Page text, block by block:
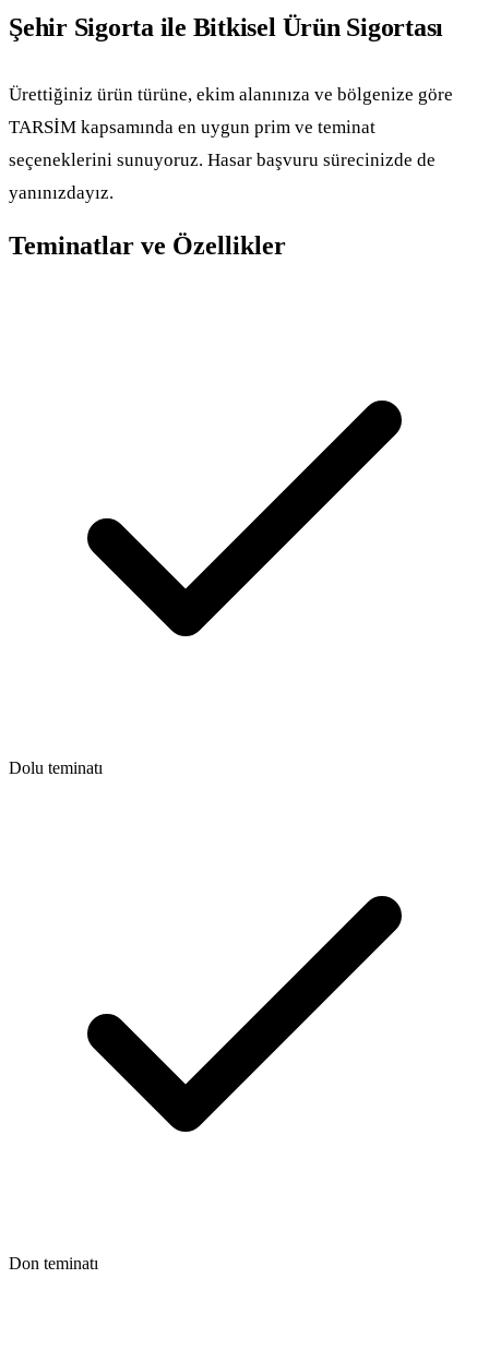
Şehir Sigorta ile Bitkisel Ürün Sigortası
Ürettiğiniz ürün türüne, ekim alanınıza ve bölgenize göre
TARSİM kapsamında en uygun prim ve teminat
seçeneklerini sunuyoruz. Hasar başvuru sürecinizde de
yanınızdayız.
Teminatlar ve Özellikler
Dolu teminatı
Don teminatı